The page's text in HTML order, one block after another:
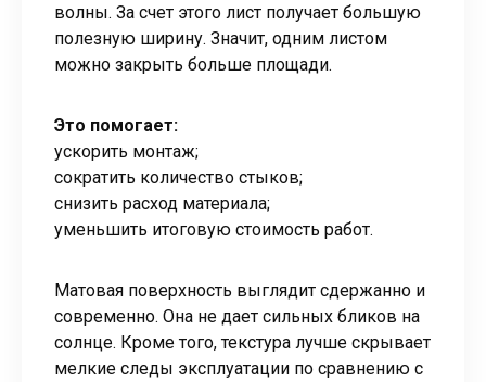
волны. За счет этого лист получает большую
полезную ширину. Значит, одним листом
можно закрыть больше площади.
Это помогает:
ускорить монтаж;
сократить количество стыков;
снизить расход материала;
уменьшить итоговую стоимость работ.
Матовая поверхность выглядит сдержанно и
современно. Она не дает сильных бликов на
солнце. Кроме того, текстура лучше скрывает
мелкие следы эксплуатации по сравнению с